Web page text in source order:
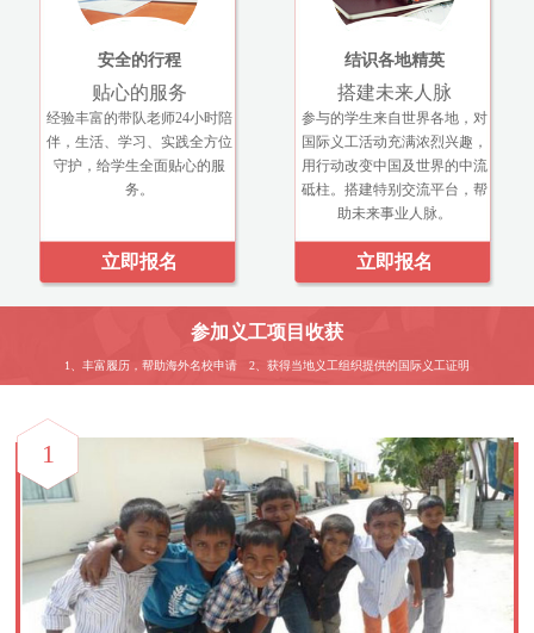
安全的行程
贴心的服务
经验丰富的带队老师24小时陪
伴，生活、学习、实践全方位
守护，给学生全面贴心的服
务。
立即报名
结识各地精英
搭建未来人脉
参与的学生来自世界各地，对
国际义工活动充满浓烈兴趣，
用行动改变中国及世界的中流
砥柱。搭建特别交流平台，帮
助未来事业人脉。
立即报名
参加义工项目收获
1、丰富履历，帮助海外名校申请 2、获得当地义工组织提供的国际义工证明
1